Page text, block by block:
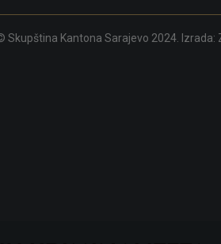
Skupština Kantona Sarajevo 2024. Izrada: